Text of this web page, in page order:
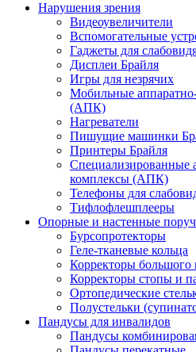
Нарушения зрения
Видеоувеличители
Вспомогательные
Гаджеты для
Дисплеи Брайля
Игры для незрячих
Мобильные
(АПК)
Нагреватели
Пишущие машинки
Принтеры Брайля
Специализированные
комплексы (АПК)
Телефоны для
Тифлофлешплееры
Опорные и настенные
Бурсопротекторы
Геле-тканевые кольца
Корректоры большого
Корректоры стопы и
Ортопедические
Полустельки
Пандусы для инвалидов
Пандусы